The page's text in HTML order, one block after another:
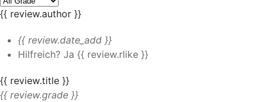
{{ review.author }}
{{ review.date_add }}
Hilfreich? Ja {{ review.rlike }}
{{ review.title }}
{{ review.grade }}